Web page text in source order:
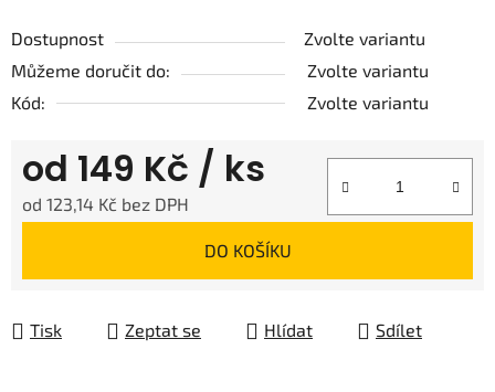
Dostupnost
Zvolte variantu
Můžeme doručit do:
Zvolte variantu
Kód:
Zvolte variantu
od 149 Kč / ks
od 123,14 Kč bez DPH
DO KOŠÍKU
Tisk Zeptat se Hlídat Sdílet